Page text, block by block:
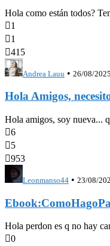
Hola como están todos?
1
1
415
Andrea Lauu • 26/08/2025
Hola Amigos,
Hola amigos, soy nueva...
6
5
953
Leonmanso44 • 23/08/
Hola perdon es q no hay
0